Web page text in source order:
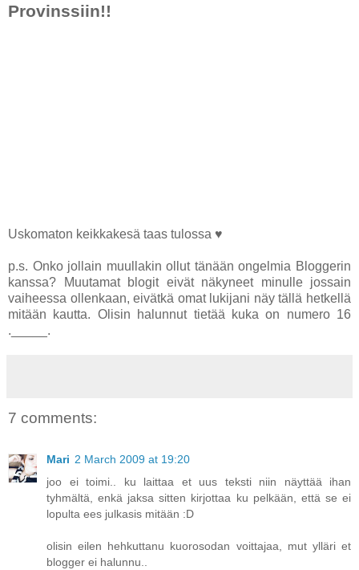
Provinssiin!!
Uskomaton keikkakesä taas tulossa ♥
p.s. Onko jollain muullakin ollut tänään ongelmia Bloggerin
kanssa? Muutamat blogit eivät näkyneet minulle jossain
vaiheessa ollenkaan, eivätkä omat lukijani näy tällä hetkellä
mitään kautta. Olisin halunnut tietää kuka on numero 16
._____.
7 comments:
Mari 2 March 2009 at 19:20
joo ei toimi.. ku laittaa et uus teksti niin näyttää ihan
tyhmältä, enkä jaksa sitten kirjottaa ku pelkään, että se ei
lopulta ees julkasis mitään :D
olisin eilen hehkuttanu kuorosodan voittajaa, mut ylläri et
blogger ei halunnu..